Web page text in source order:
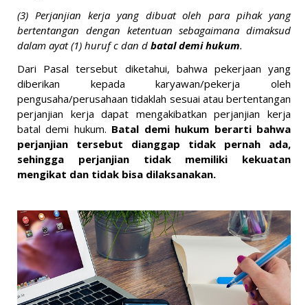
(3) Perjanjian kerja yang dibuat oleh para pihak yang
bertentangan dengan ketentuan sebagaimana dimaksud
dalam ayat (1) huruf c dan d batal demi hukum.
Dari Pasal tersebut diketahui, bahwa pekerjaan yang
diberikan kepada karyawan/pekerja oleh
pengusaha/perusahaan tidaklah sesuai atau bertentangan
perjanjian kerja dapat mengakibatkan perjanjian kerja
batal demi hukum. Batal demi hukum berarti bahwa
perjanjian tersebut dianggap tidak pernah ada,
sehingga perjanjian tidak memiliki kekuatan
mengikat dan tidak bisa dilaksanakan.